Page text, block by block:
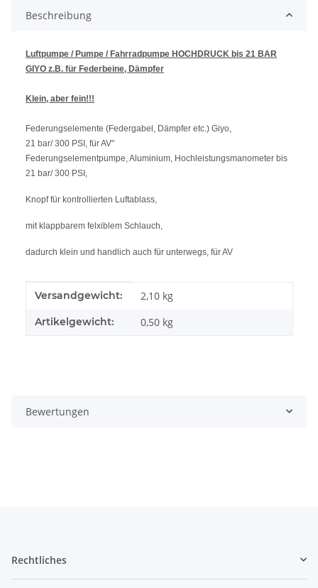
Beschreibung
Luftpumpe / Pumpe / Fahrradpumpe HOCHDRUCK bis 21 BAR
GIYO z.B. für Federbeine, Dämpfer
Klein, aber fein!!!
Federungselemente (Federgabel, Dämpfer etc.) Giyo,
21 bar/ 300 PSI, für AV"
Federungselementpumpe, Aluminium, Hochleistungsmanometer bis
21 bar/ 300 PSI,
Knopf für kontrollierten Luftablass,
mit klappbarem felxiblem Schlauch,
dadurch klein und handlich auch für unterwegs, für AV
Produkteigenschaft
Wert
Versandgewicht: 2,10 kg
Artikelgewicht: 0,50 kg
Bewertungen
Rechtliches